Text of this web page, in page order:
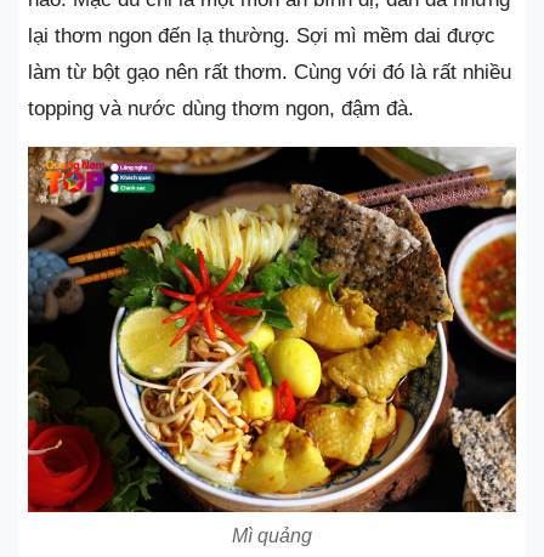
lại thơm ngon đến lạ thường. Sợi mì mềm dai được
làm từ bột gạo nên rất thơm. Cùng với đó là rất nhiều
topping và nước dùng thơm ngon, đậm đà.
Mì quảng